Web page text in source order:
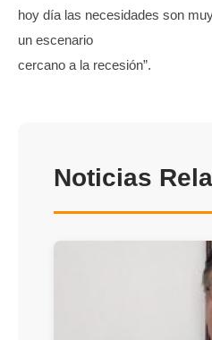
hoy día las necesidades son
un escenario
cercano a la recesión”.
Noticias